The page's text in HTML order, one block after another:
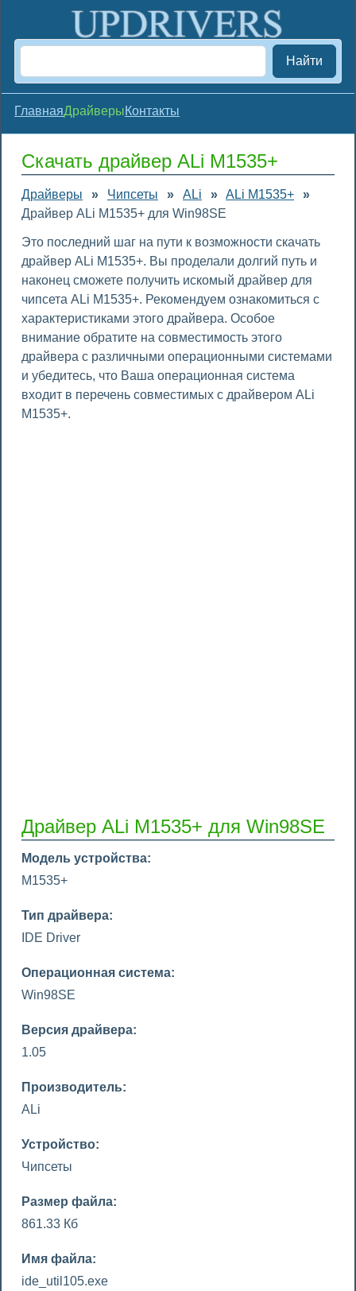
Найти
ГлавнаяДрайверыКонтакты
Скачать драйвер ALi M1535+
Драйверы » Чипсеты » ALi » ALi M1535+
»
Драйвер ALi M1535+ для Win98SE
Это последний шаг на пути к возможности скачать
драйвер ALi M1535+. Вы проделали долгий путь и
наконец сможете получить искомый драйвер для
чипсета ALi M1535+. Рекомендуем ознакомиться с
характеристиками этого драйвера. Особое
внимание обратите на совместимость этого
драйвера с различными операционными системами
и убедитесь, что Ваша операционная система
входит в перечень совместимых с драйвером ALi
M1535+.
Драйвер ALi M1535+ для Win98SE
Модель устройства:
M1535+
Тип драйвера:
IDE Driver
Операционная система:
Win98SE
Версия драйвера:
1.05
Производитель:
ALi
Устройство:
Чипсеты
Размер файла:
861.33 Кб
Имя файла:
ide_util105.exe